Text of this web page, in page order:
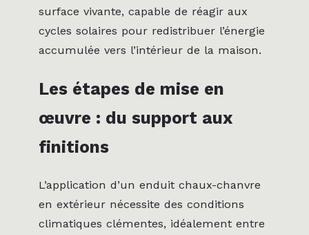
surface vivante, capable de réagir aux
cycles solaires pour redistribuer l’énergie
accumulée vers l’intérieur de la maison.
Les étapes de mise en
œuvre : du support aux
finitions
L’application d’un enduit chaux-chanvre
en extérieur nécessite des conditions
climatiques clémentes, idéalement entre